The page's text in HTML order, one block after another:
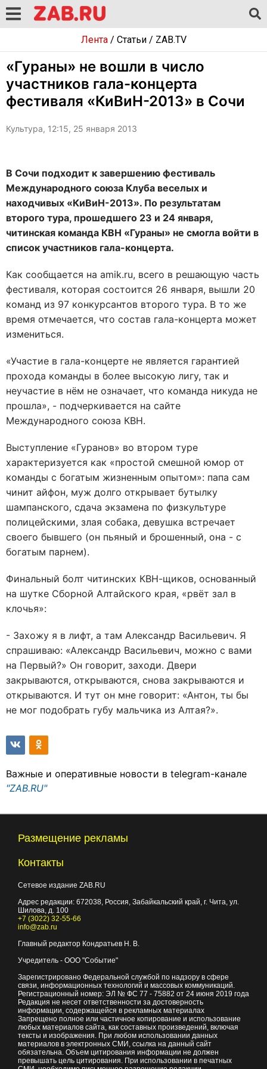
Лента/ Статьи/ ZAB.TV
«Гураны» не вошли в число
участников гала-концерта
фестиваля «КиВиН-2013» в Сочи
Культура, 12:15, 25 января 2013
В Сочи подходит к завершению фестиваль
Международного союза Клуба веселых и
находчивых «КиВиН-2013». По результатам
второго тура, прошедшего 23 и 24 января,
читинская команда КВН «Гураны» не смогла войти в
список участников гала-концерта.
Как сообщается на amik.ru, всего в решающую часть
фестиваля, которая состоится 26 января, вышли 20
команд из 97 конкурсантов второго тура. В то же
время отмечается, что состав гала-концерта может
измениться.
«Участие в гала-концерте не является гарантией
прохода команды в более высокую лигу, так и
неучастие в нём не означает, что команда никуда не
прошла», - подчеркивается на сайте
Международного союза КВН.
Выступление «Гуранов» во втором туре
характеризуется как «простой смешной юмор от
команды с богатым жизненным опытом»: папа сам
чинит айфон, муж долго открывает бутылку
шампанского, сдача экзамена по физкультуре
полицейскими, злая собака, девушка встречает
своего бывшего (он пьяный и брошенный, она - с
богатым парнем).
Финальный болт читинских КВН-щиков, основанный
на шутке Сборной Алтайского края, «рвёт зал в
клочья»:
- Захожу я в лифт, а там Александр Васильевич. Я
спрашиваю: «Александр Васильевич, можно с вами
на Первый?» Он говорит, заходи. Двери
закрываются, открываются, снова закрываются и
открываются. И тут он мне говорит: «Антон, ты бы
не мог подобрать губу мальчика из Алтая?».
Важные и оперативные новости в telegram-канале
"ZAB.RU"
Размещение рекламы
Контакты
Сетевое издание ZAB.RU
Адрес редакции: 672038, Россия, Забайкальский край, г. Чита, ул.
Шилова, д. 100
+7 (3022) 32-55-66
info@zab.ru
Главный редактор Кондратьев Н. В.
Учредитель - ООО "Событие"
Зарегистрировано Федеральной службой по надзору в сфере
связи, информационных технологий и массовых коммуникаций.
Регистрационный номер: ЭЛ № ФС 77 - 75882 от 24 июня 2019 года
Редакция не несет ответственности за достоверность
информации, содержащейся в рекламных материалах
Запрещено полное или частичное копирование и использование
любых материалов сайта, как составных произведений, включая
тексты и изображения. При любом использовании данных
материалов в электронных СМИ, ссылка на данный сайт
обязательна. Объем цитирования информации не должен
превышать цель цитирования. При использовании в печатных